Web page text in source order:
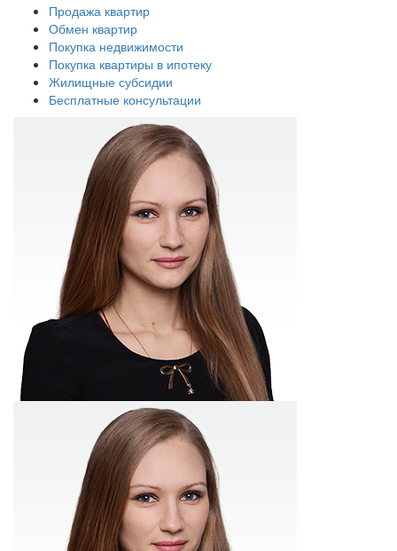
Продажа квартир
Обмен квартир
Покупка недвижимости
Покупка квартиры в ипотеку
Жилищные субсидии
Бесплатные консультации